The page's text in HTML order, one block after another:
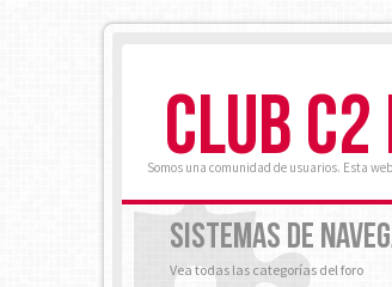
CLUB
Somos una comunidad de usuarios. Esta
SISTEMAS DE
Vea todas las categorías del foro